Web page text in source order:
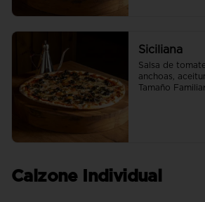
Siciliana
Salsa de
anchoas,
Tamaño
Calzone Individual